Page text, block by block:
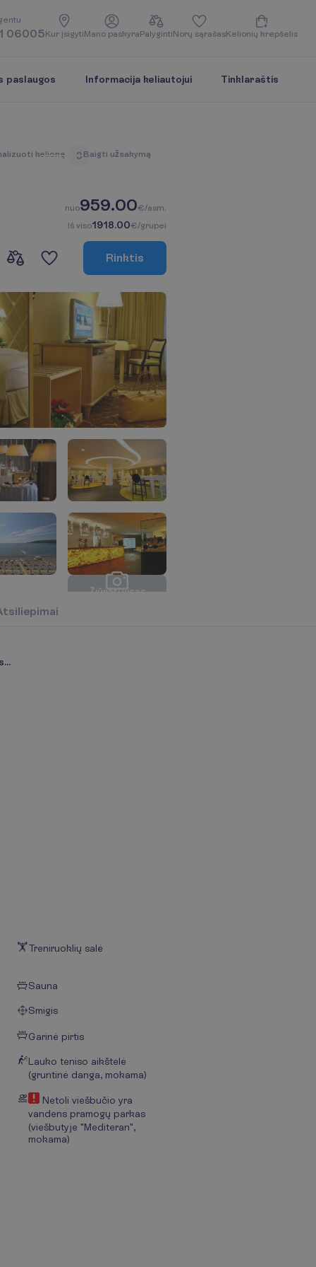
entu
06005Kur įsigytiMano paskyraPalygintiNorų sąrašasKelionių krepšelis
paslaugos Informacija keliautojui Tinklaraštis
alizuoti kelionę 3 Baigti užsakymą
nuo959.00€/asm.
Iš viso1918.00€/grupei
Rinktis
Žiūrėti visas
Treniruoklių salė
Sauna
Smigis
Garinė pirtis
Lauko teniso aikštelė
(gruntinė danga, mokama)
Netoli viešbučio yra
vandens pramogų parkas
(viešbutyje "Mediteran",
mokama)